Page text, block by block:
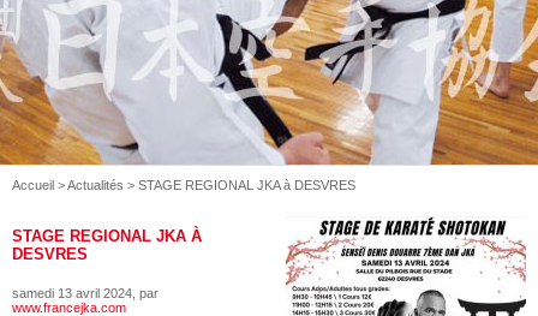
Accueil >Actualités > STAGE REGIONAL JKA à DESVRES
STAGE REGIONAL JKA À
DESVRES
samedi 13 avril 2024 , par
www.francejka.com